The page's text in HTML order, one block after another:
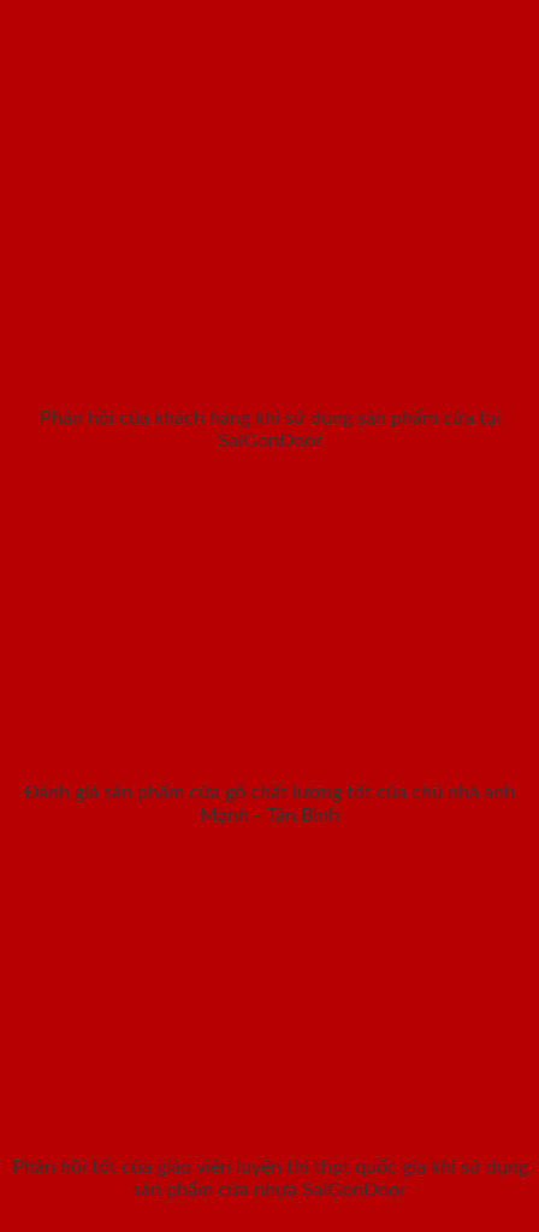
Phản hồi của khách hàng khi sử dụng sản phẩm cửa tại
SaiGonDoor
Đánh giá sản phẩm cửa gỗ chất lượng tốt của chủ nhà anh
Mạnh - Tân Bình
Phản hồi tốt của giáo viên luyện thi thpt quốc gia khi sử dụng
sản phẩm cửa nhựa SaiGonDoor